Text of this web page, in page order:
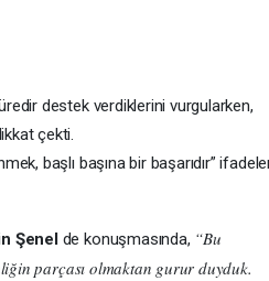
destek verdiklerini vurgularken,
çekti.
başlı başına bir başarıdır”
Şenelde konuşmasında, “Bu
parçası olmaktan gurur duyduk.